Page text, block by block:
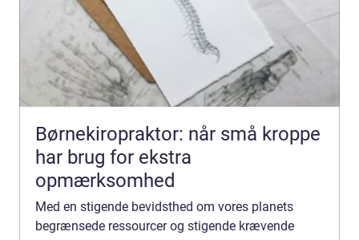
Børnekiropraktor: når små kroppe
har brug for ekstra
opmærksomhed
Med en stigende bevidsthed om vores planets
begrænsede ressourcer og stigende krævende